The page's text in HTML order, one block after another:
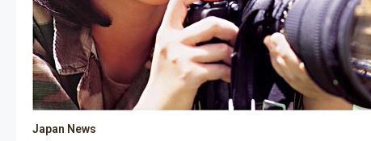
Japan News